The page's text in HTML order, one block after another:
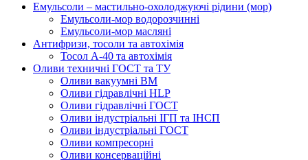
Емульсоли – мастильно-охолоджуючі рідини (мор)
Емульсоли-мор водорозчинні
Емульсоли-мор масляні
Антифризи, тосоли та автохімія
Тосол А-40 та автохімія
Оливи техничні ГОСТ та ТУ
Оливи вакуумні ВМ
Оливи гідравлічні HLP
Оливи гідравлічні ГОСТ
Оливи індустріальні ІГП та ІНСП
Оливи індустріальні ГОСТ
Оливи компресорні
Оливи консерваційні